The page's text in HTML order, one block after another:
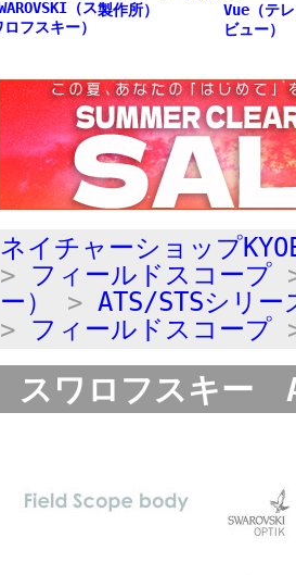
ネイチャーショップ
> フィールドスコープ
ー）
> ATS/STSシリー
> フィールドスコープ
スワロフスキー